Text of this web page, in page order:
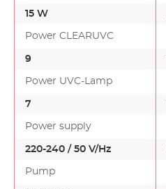
15 W
Power CLEARUVC
9
Power UVC-Lamp
7
Power supply
220-240 / 50 V/Hz
Pump